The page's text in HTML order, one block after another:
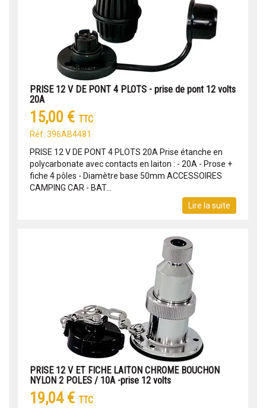
PRISE 12 V DE PONT 4 PLOTS - prise de pont 12 volts
20A
15,00 € TTC
Réf: 396AB4481
PRISE 12 V DE PONT 4 PLOTS 20A Prise étanche en
polycarbonate avec contacts en laiton : - 20A - Prose +
fiche 4 pôles - Diamètre base 50mm ACCESSOIRES
CAMPING CAR - BAT...
Lire la suite
PRISE 12 V ET FICHE LAITON CHROME BOUCHON
NYLON 2 POLES / 10A -prise 12 volts
19,04 € TTC